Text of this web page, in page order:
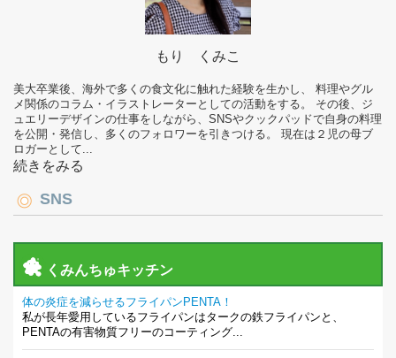
もり くみこ
美大卒業後、海外で多くの食文化に触れた経験を生かし、 料理やグル
メ関係のコラム・イラストレーターとしての活動をする。 その後、ジ
ュエリーデザインの仕事をしながら、SNSやクックパッドで自身の料理
を公開・発信し、多くのフォロワーを引きつける。 現在は２児の母ブ
ロガーとして...
続きをみる
SNS
くみんちゅキッチン
体の炎症を減らせるフライパンPENTA！
私が長年愛用しているフライパンはタークの鉄フライパンと、
PENTAの有害物質フリーのコーティング...